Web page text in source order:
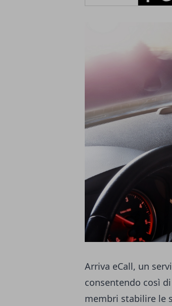
Arriva eCall, un
consentendo così
membri stabilire le